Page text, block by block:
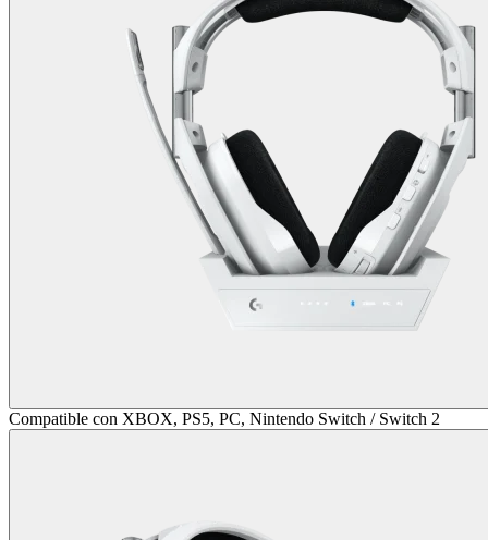
Compatible con XBOX, PS5, PC, Nintendo Switch / Switch 2